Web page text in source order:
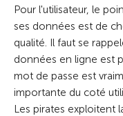
Pour l'utilisateur, le
ses données est de
qualité. Il faut se
données en ligne est
mot de passe est
importante du coté
Les pirates exploitent